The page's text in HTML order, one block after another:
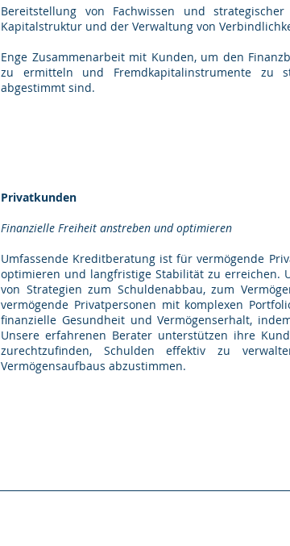
Bereitstellung von Fachwissen und
Kapitalstruktur und der Verwaltung von
Enge Zusammenarbeit mit Kunden, um den
zu ermitteln und Fremdkapitalinstrumente zu
abgestimmt sind.
Privatkunden
Finanzielle Freiheit anstreben und optimieren
Umfassende Kreditberatung ist für vermögende
optimieren und langfristige Stabilität zu erreichen.
von Strategien zum Schuldenabbau, zum
vermögende Privatpersonen mit komplexen
finanzielle Gesundheit und Vermögenserhalt,
Unsere erfahrenen Berater unterstützen ihre
zurechtzufinden, Schulden effektiv zu
Vermögensaufbaus abzustimmen.